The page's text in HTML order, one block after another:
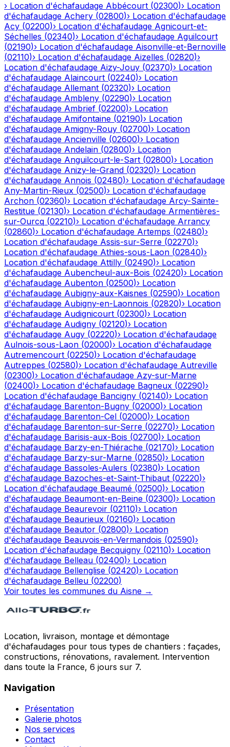
› Location d'échafaudage Abbécourt (02300)› Location
d'échafaudage Achery (02800)› Location d'échafaudage
Acy (02200)› Location d'échafaudage Agnicourt-et-
Séchelles (02340)› Location d'échafaudage Aguilcourt
(02190)› Location d'échafaudage Aisonville-et-Bernoville
(02110)› Location d'échafaudage Aizelles (02820)›
Location d'échafaudage Aizy-Jouy (02370)› Location
d'échafaudage Alaincourt (02240)› Location
d'échafaudage Allemant (02320)› Location
d'échafaudage Ambleny (02290)› Location
d'échafaudage Ambrief (02200)› Location
d'échafaudage Amifontaine (02190)› Location
d'échafaudage Amigny-Rouy (02700)› Location
d'échafaudage Ancienville (02600)› Location
d'échafaudage Andelain (02800)› Location
d'échafaudage Anguilcourt-le-Sart (02800)› Location
d'échafaudage Anizy-le-Grand (02320)› Location
d'échafaudage Annois (02480)› Location d'échafaudage
Any-Martin-Rieux (02500)› Location d'échafaudage
Archon (02360)› Location d'échafaudage Arcy-Sainte-
Restitue (02130)› Location d'échafaudage Armentières-
sur-Ourcq (02210)› Location d'échafaudage Arrancy
(02860)› Location d'échafaudage Artemps (02480)›
Location d'échafaudage Assis-sur-Serre (02270)›
Location d'échafaudage Athies-sous-Laon (02840)›
Location d'échafaudage Attilly (02490)› Location
d'échafaudage Aubencheul-aux-Bois (02420)› Location
d'échafaudage Aubenton (02500)› Location
d'échafaudage Aubigny-aux-Kaisnes (02590)› Location
d'échafaudage Aubigny-en-Laonnois (02820)› Location
d'échafaudage Audignicourt (02300)› Location
d'échafaudage Audigny (02120)› Location
d'échafaudage Augy (02220)› Location d'échafaudage
Aulnois-sous-Laon (02000)› Location d'échafaudage
Autremencourt (02250)› Location d'échafaudage
Autreppes (02580)› Location d'échafaudage Autreville
(02300)› Location d'échafaudage Azy-sur-Marne
(02400)› Location d'échafaudage Bagneux (02290)›
Location d'échafaudage Bancigny (02140)› Location
d'échafaudage Barenton-Bugny (02000)› Location
d'échafaudage Barenton-Cel (02000)› Location
d'échafaudage Barenton-sur-Serre (02270)› Location
d'échafaudage Barisis-aux-Bois (02700)› Location
d'échafaudage Barzy-en-Thiérache (02170)› Location
d'échafaudage Barzy-sur-Marne (02850)› Location
d'échafaudage Bassoles-Aulers (02380)› Location
d'échafaudage Bazoches-et-Saint-Thibaut (02220)›
Location d'échafaudage Beaumé (02500)› Location
d'échafaudage Beaumont-en-Beine (02300)› Location
d'échafaudage Beaurevoir (02110)› Location
d'échafaudage Beaurieux (02160)› Location
d'échafaudage Beautor (02800)› Location
d'échafaudage Beauvois-en-Vermandois (02590)›
Location d'échafaudage Becquigny (02110)› Location
d'échafaudage Belleau (02400)› Location
d'échafaudage Bellenglise (02420)› Location
d'échafaudage Belleu (02200)
Voir toutes les communes du Aisne →
Location, livraison, montage et démontage
d'échafaudages pour tous types de chantiers : façades,
constructions, rénovations, ravalement. Intervention
dans toute la France, 6 jours sur 7.
Navigation
Présentation
Galerie photos
Nos services
Contact